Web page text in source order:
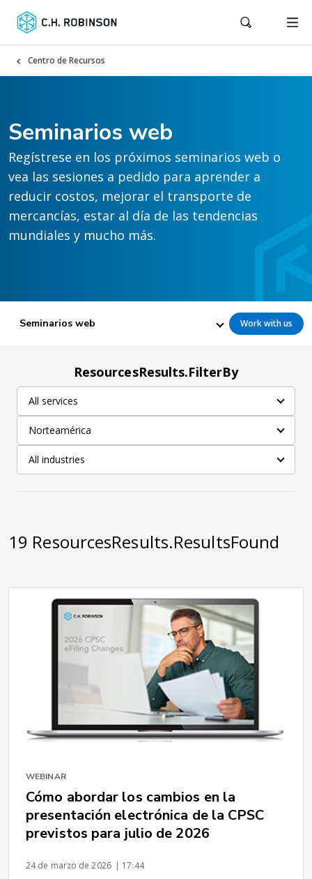
Centro de Recursos
Seminarios web
Regístrese en los próximos seminarios web o
vea las sesiones a pedido para aprender a
reducir costos, mejorar el transporte de
mercancías, estar al día de las tendencias
mundiales y mucho más.
Seminarios web Work with us
ResourcesResults.FilterBy
All services
Norteamérica
All industries
19 ResourcesResults.ResultsFound
WEBINAR
Cómo abordar los cambios en la
presentación electrónica de la CPSC
previstos para julio de 2026
24 de marzo de 2026 | 17:44